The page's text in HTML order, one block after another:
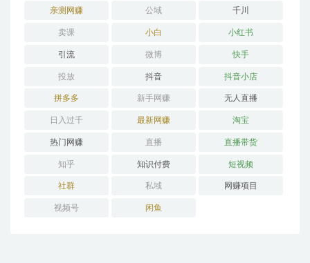
亲测网赚 公域 千川
卖课 小白 小红书
引流 微博 快手
投放 抖音 抖音小店
拼多多 新手网赚 无人直播
日入过千 最新网赚 淘宝
热门网赚 直播 直播带货
知乎 知识付费 短视频
社群 私域 网赚项目
视频号 闲鱼